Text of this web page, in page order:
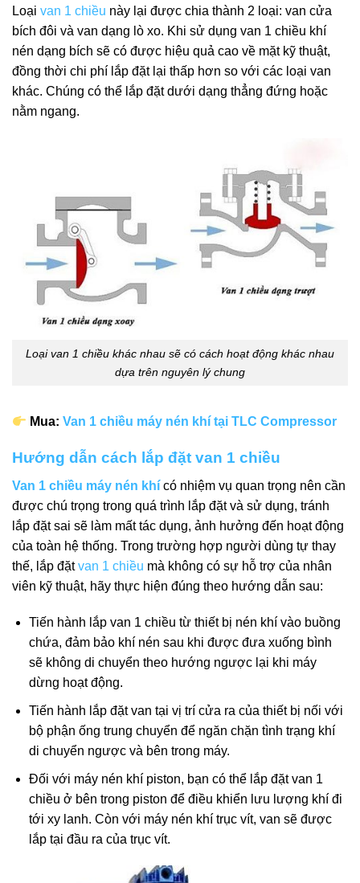
Loại van 1 chiều này lại được chia thành 2 loại: van cửa
bích đôi và van dạng lò xo. Khi sử dụng van 1 chiều khí
nén dạng bích sẽ có được hiệu quả cao về mặt kỹ thuật,
đồng thời chi phí lắp đặt lại thấp hơn so với các loại van
khác. Chúng có thể lắp đặt dưới dạng thẳng đứng hoặc
nằm ngang.
Loại van 1 chiều khác nhau sẽ có cách hoạt động khác nhau
dựa trên nguyên lý chung
Mua:Van 1 chiều máy nén khí tại TLC Compressor
Hướng dẫn cách lắp đặt van 1 chiều
Van 1 chiều máy nén khí có nhiệm vụ quan trọng nên cần
được chú trọng trong quá trình lắp đặt và sử dụng, tránh
lắp đặt sai sẽ làm mất tác dụng, ảnh hưởng đến hoạt động
của toàn hệ thống. Trong trường hợp người dùng tự thay
thế, lắp đặtvan 1 chiều mà không có sự hỗ trợ của nhân
viên kỹ thuật, hãy thực hiện đúng theo hướng dẫn sau:
Tiến hành lắp van 1 chiều từ thiết bị nén khí vào buồng
chứa, đảm bảo khí nén sau khi được đưa xuống bình
sẽ không di chuyển theo hướng ngược lại khi máy
dừng hoạt động.
Tiến hành lắp đặt van tại vị trí cửa ra của thiết bị nối với
bộ phận ống trung chuyển để ngăn chặn tình trạng khí
di chuyển ngược và bên trong máy.
Đối với máy nén khí piston, bạn có thể lắp đặt van 1
chiều ở bên trong piston để điều khiển lưu lượng khí đi
tới xy lanh. Còn với máy nén khí trục vít, van sẽ được
lắp tại đầu ra của trục vít.